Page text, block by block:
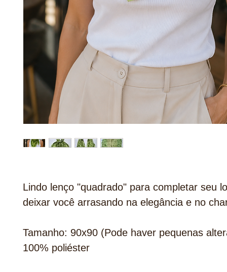
Lindo lenço "quadrado" para completar seu
deixar você arrasando na elegância e no
Tamanho: 90x90 (Pode haver pequenas
100% poliéster